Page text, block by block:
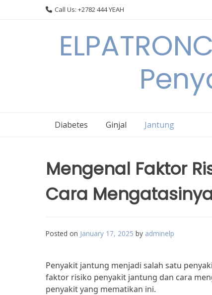
Call Us: +2782 444 YEAH
Diabetes Ginjal Jantung
Mengenal Faktor
Cara
Posted on January 17, 2025 by adminelp
Penyakit jantung menjadi salah satu
faktor risiko penyakit jantung dan cara
penyakit yang mematikan ini.